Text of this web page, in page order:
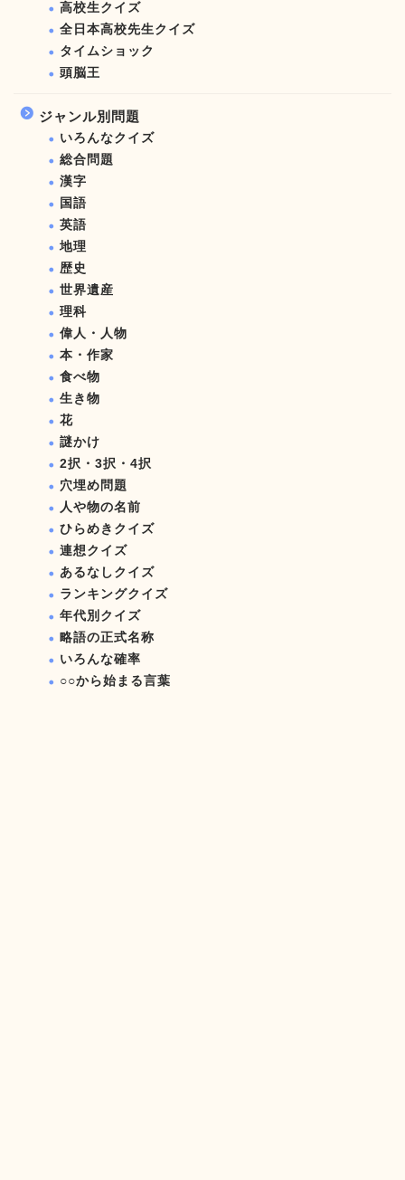
高校生クイズ
全日本高校先生クイズ
タイムショック
頭脳王
ジャンル別問題
いろんなクイズ
総合問題
漢字
国語
英語
地理
歴史
世界遺産
理科
偉人・人物
本・作家
食べ物
生き物
花
謎かけ
2択・3択・4択
穴埋め問題
人や物の名前
ひらめきクイズ
連想クイズ
あるなしクイズ
ランキングクイズ
年代別クイズ
略語の正式名称
いろんな確率
○○から始まる言葉